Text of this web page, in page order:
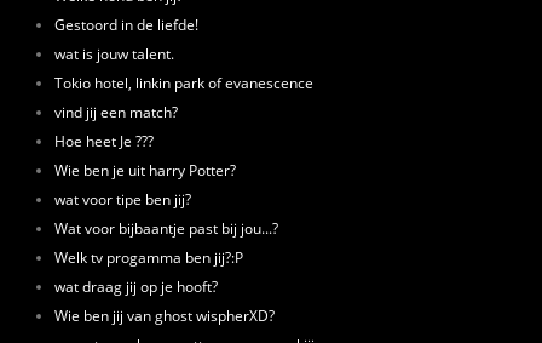
Gestoord in de liefde!
wat is jouw talent.
Tokio hotel, linkin park of evanescence
vind jij een match?
Hoe heet Je ???
Wie ben je uit harry Potter?
wat voor tipe ben jij?
Wat voor bijbaantje past bij jou...?
Welk tv progamma ben jij?:P
wat draag jij op je hooft?
Wie ben jij van ghost wispherXD?